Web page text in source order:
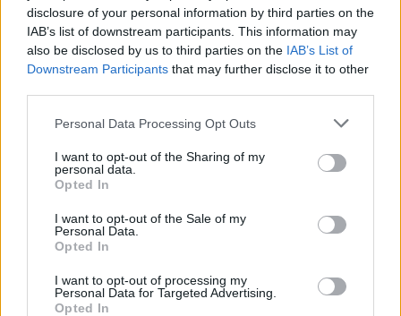
disclosure of your personal information by third parties on the
IAB’s list of downstream participants. This information may
also be disclosed by us to third parties on the IAB’s List of
Downstream Participants that may further disclose it to other
Please note that this website/app uses one or more Google
not limited to your visit or usage behaviour. You may click to
grant or deny consent to Google and its third-party tags to
use your data for below specified purposes in below Google
consent section.
Personal Data Processing Opt Outs
I want to opt-out of the Sharing of my
personal data.
Opted In
I want to opt-out of the Sale of my
Personal Data.
Opted In
I want to opt-out of processing my
Personal Data for Targeted Advertising.
Opted In